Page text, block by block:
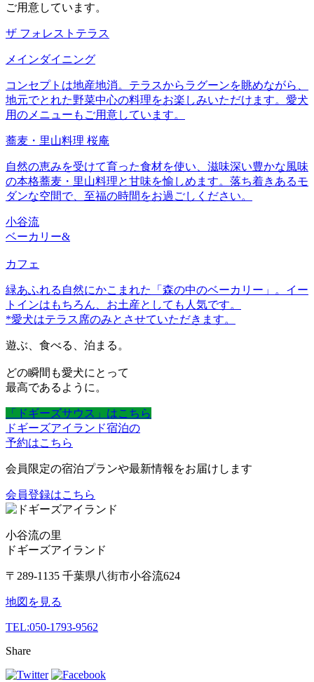
ご用意しています。
ザ フォレストテラス
メインダイニング
コンセプトは地産地消。テラスからラグーンを眺めながら、
地元でとれた野菜中心の料理をお楽しみいただけます。愛犬
用のメニューもご用意しています。
蕎麦・里山料理 桜庵
自然の恵みを受けて育った食材を使い、滋味深い豊かな風味
の本格蕎麦・里山料理と甘味を愉しめます。落ち着きあるモ
ダンな空間で、至福の時間をお過ごしください。
小谷流
ベーカリー&
カフェ
緑あふれる自然にかこまれた「森の中のベーカリー」。イー
トインはもちろん、お土産としても人気です。
*愛犬はテラス席のみとさせていただきます。
遊ぶ、食べる、泊まる。
どの瞬間も愛犬にとって
最高であるように。
「ドギーズサウス」はこちら
ドギーズアイランド宿泊の
予約はこちら
会員限定の宿泊プランや最新情報をお届けします
会員登録はこちら
小谷流の里
ドギーズアイランド
〒289-1135 千葉県八街市小谷流624
地図を見る
TEL:050-1793-9562
Share